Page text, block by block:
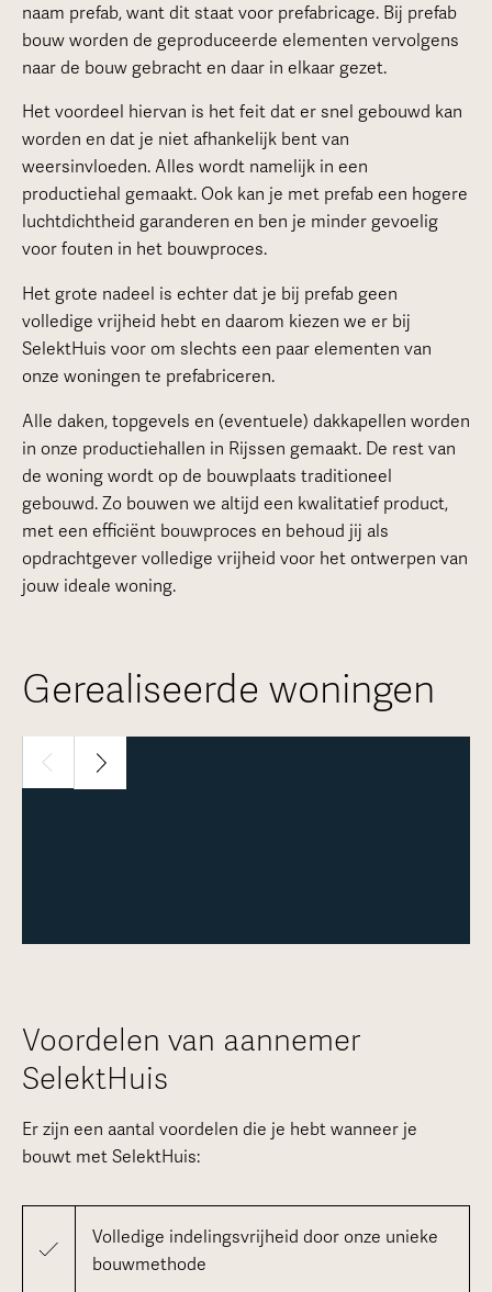
naam prefab, want dit staat voor prefabricage. Bij prefab
bouw worden de geproduceerde elementen vervolgens
naar de bouw gebracht en daar in elkaar gezet.
Het voordeel hiervan is het feit dat er snel gebouwd kan
worden en dat je niet afhankelijk bent van
weersinvloeden. Alles wordt namelijk in een
productiehal gemaakt. Ook kan je met prefab een hogere
luchtdichtheid garanderen en ben je minder gevoelig
voor fouten in het bouwproces.
Het grote nadeel is echter dat je bij prefab geen
volledige vrijheid hebt en daarom kiezen we er bij
SelektHuis voor om slechts een paar elementen van
onze woningen te prefabriceren.
Alle daken, topgevels en (eventuele) dakkapellen worden
in onze productiehallen in Rijssen gemaakt. De rest van
de woning wordt op de bouwplaats traditioneel
gebouwd. Zo bouwen we altijd een kwalitatief product,
met een efficiënt bouwproces en behoud jij als
opdrachtgever volledige vrijheid voor het ontwerpen van
jouw ideale woning.
Gerealiseerde woningen
Meer over deze woning
1 / 30
Voordelen van aannemer
SelektHuis
Er zijn een aantal voordelen die je hebt wanneer je
bouwt met SelektHuis:
Volledige indelingsvrijheid door onze unieke
bouwmethode